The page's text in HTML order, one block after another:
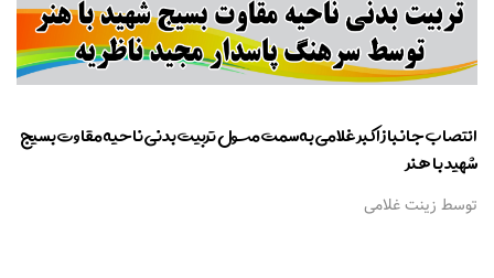
انتصاب جانباز اکبر غلامی به سمت مسئول تربیت بدنی ناحیه مقاوت بسیج
شهید با هنر
توسط زینت غلامی